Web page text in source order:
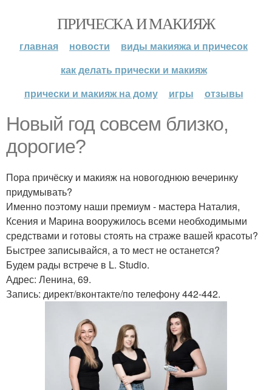
ПРИЧЕСКА И МАКИЯЖ
главная новости
виды макияжа и причесок
как делать прически и макияж
прически и макияж на дому
игры отзывы
Новый год совсем близко,
дорогие?
Пора причёску и макияж на новогоднюю вечеринку
придумывать?
Именно поэтому наши премиум - мастера Наталия,
Ксения и Марина вооружилось всеми необходимыми
средствами и готовы стоять на страже вашей красоты?
Быстрее записывайся, а то мест не останется?
Будем рады встрече в L. Studio.
Адрес: Ленина, 69.
Запись: директ/вконтакте/по телефону 442-442.